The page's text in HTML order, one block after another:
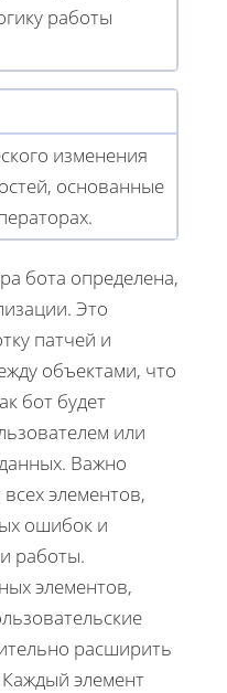
работы
изменения
основанные
бота определена,
Это
патчей и
объектами, что
бот будет
или
Важно
элементов,
ошибок и
работы.
элементов,
расширить
элемент